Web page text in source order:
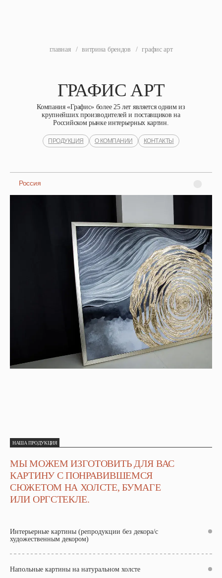
главная / витрина брендов / графис арт
ГРАФИС АРТ
Компания «Графис» более 25 лет является одним из
крупнейших производителей и поставщиков на
Российском рынке интерьерных картин.
ПРОДУКЦИЯ О КОМПАНИИ КОНТАКТЫ
Россия
НАША ПРОДУКЦИЯ
МЫ МОЖЕМ ИЗГОТОВИТЬ ДЛЯ ВАС
КАРТИНУ С ПОНРАВИВШЕМСЯ
СЮЖЕТОМ НА ХОЛСТЕ, БУМАГЕ
ИЛИ ОРГСТЕКЛЕ.
Интерьерные картины (репродукции без декора/с
художественным декором)
Напольные картины на натуральном холсте